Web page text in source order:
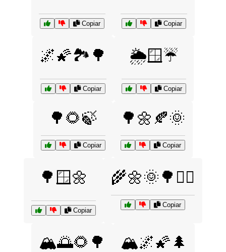
Copiar Copiar
🌌🌠🏞️🌳
Copiar
🌦️🪟☔
Copiar
🌳🌻🍃
Copiar
🌳🌼🍂🌞
Copiar
🌳🪟🌼
Copiar
🌾🌼🌞🌳🚶‍♂️
Copiar
🏔️🌅🌻🌳 🏔️🌌🌠🌲